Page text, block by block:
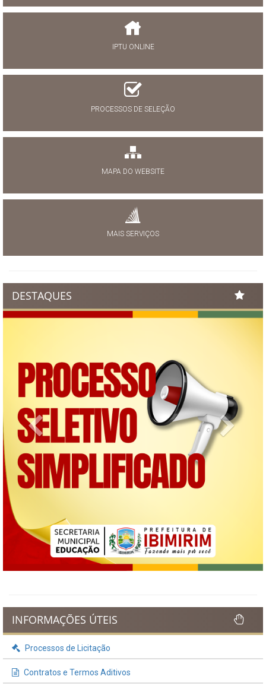
IPTU ONLINE
PROCESSOS DE SELEÇÃO
MAPA DO WEBSITE
MAIS SERVIÇOS
DESTAQUES
Previous Next
INFORMAÇÕES ÚTEIS
Processos de Licitação
Contratos e Termos Aditivos